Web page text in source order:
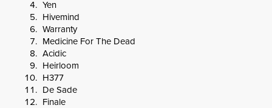
Yen
Hivemind
Warranty
Medicine For The Dead
Acidic
Heirloom
H377
De Sade
Finale